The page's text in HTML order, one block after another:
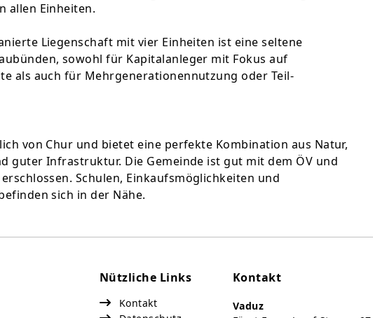
allen Einheiten.
Liegenschaft mit vier Einheiten ist eine seltene
sowohl für Kapitalanleger mit Fokus auf
als auch für Mehrgenerationennutzung oder Teil-
von Chur und bietet eine perfekte Kombination aus Natur,
guter Infrastruktur. Die Gemeinde ist gut mit dem ÖV und
Schulen, Einkaufsmöglichkeiten und
sich in der Nähe.
Nützliche Links
Kontakt
Kontakt
Vaduz